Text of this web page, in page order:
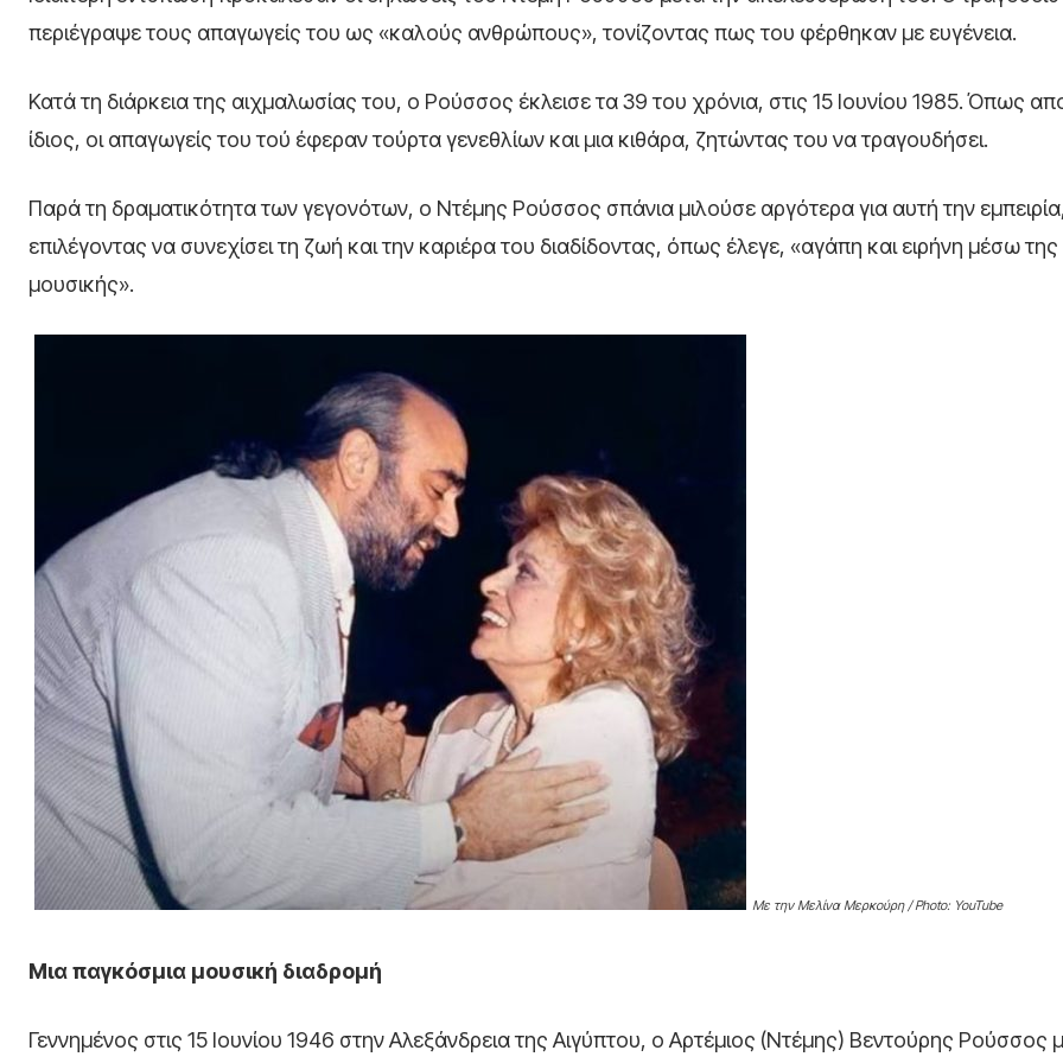
περιέγραψε τους απαγωγείς του ως «καλούς ανθρώπους», τονίζοντας πως του φέρθηκαν με ευγένεια.
Κατά τη διάρκεια της αιχμαλωσίας του, ο Ρούσσος έκλεισε τα 39 του χρόνια, στις 15 Ιουνίου 1985. Όπως
ίδιος, οι απαγωγείς του τού έφεραν τούρτα γενεθλίων και μια κιθάρα, ζητώντας του να τραγουδήσει.
Παρά τη δραματικότητα των γεγονότων, ο Ντέμης Ρούσσος σπάνια μιλούσε αργότερα για αυτή την εμπειρία,
επιλέγοντας να συνεχίσει τη ζωή και την καριέρα του διαδίδοντας, όπως έλεγε, «αγάπη και ειρήνη μέσω της
μουσικής».
Με την Μελίνα Μερκούρη / Photo: YouTube
Μια παγκόσμια μουσική διαδρομή
Γεννημένος στις 15 Ιουνίου 1946 στην Αλεξάνδρεια της Αιγύπτου, ο Αρτέμιος (Ντέμης) Βεντούρης Ρούσσος